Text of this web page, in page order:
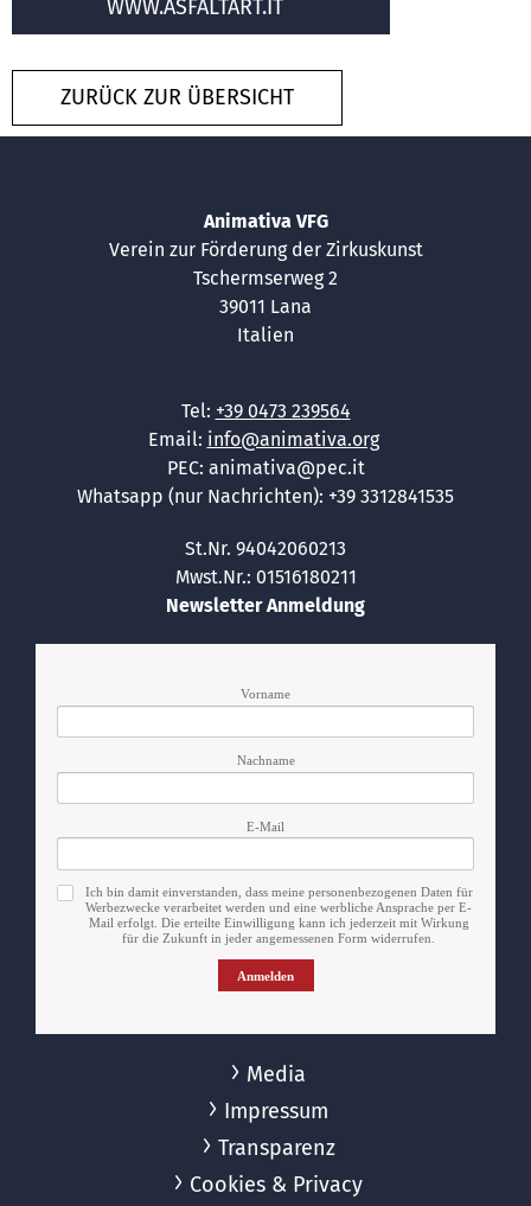
WWW.ASFALTART.IT
ZURÜCK ZUR ÜBERSICHT
Animativa VFG
Verein zur Förderung der Zirkuskunst
Tschermserweg 2
39011 Lana
Italien
Tel: +39 0473 239564
Email: info@animativa.org
PEC: animativa@pec.it
Whatsapp (nur Nachrichten): +39 3312841535
St.Nr. 94042060213
Mwst.Nr.: 01516180211
Newsletter Anmeldung
Vorname
Nachname
E-Mail
Ich bin damit einverstanden, dass meine personenbezogenen Daten für
Werbezwecke verarbeitet werden und eine werbliche Ansprache per E-
Mail erfolgt. Die erteilte Einwilligung kann ich jederzeit mit Wirkung
für die Zukunft in jeder angemessenen Form widerrufen.
Anmelden
Media
Impressum
Transparenz
Cookies & Privacy